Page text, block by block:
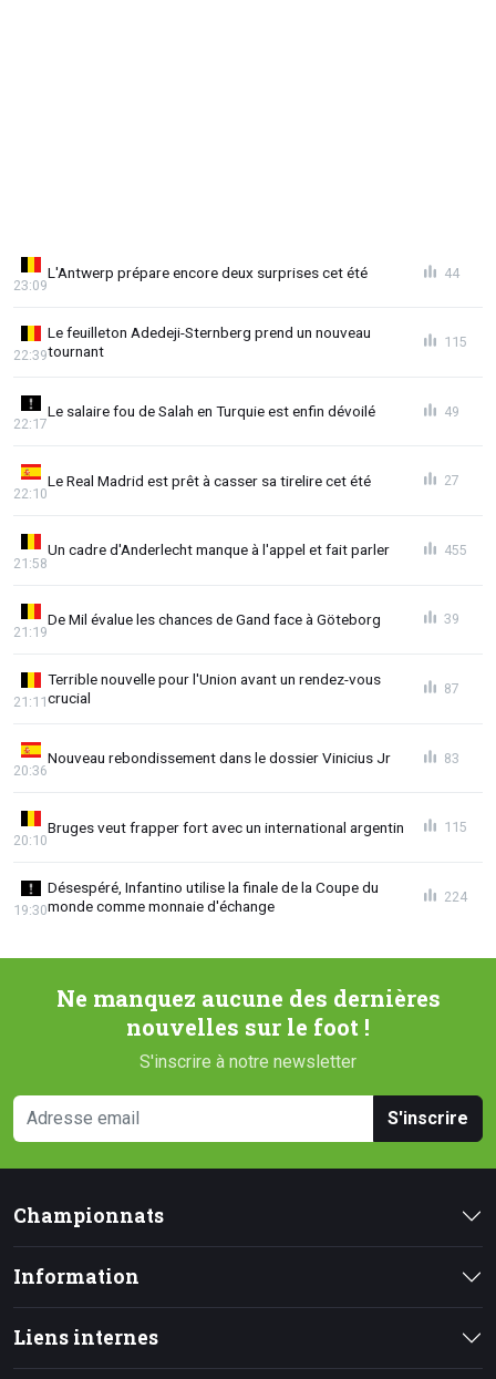
L'Antwerp prépare encore deux surprises cet été
23:09
44
Le feuilleton Adedeji-Sternberg prend un nouveau
tournant
22:39
115
Le salaire fou de Salah en Turquie est enfin dévoilé
22:17
49
Le Real Madrid est prêt à casser sa tirelire cet été
22:10
27
Un cadre d'Anderlecht manque à l'appel et fait parler
21:58
455
De Mil évalue les chances de Gand face à Göteborg
21:19
39
Terrible nouvelle pour l'Union avant un rendez-vous
crucial
21:11
87
Nouveau rebondissement dans le dossier Vinicius Jr
20:36
83
Bruges veut frapper fort avec un international argentin
20:10
115
Désespéré, Infantino utilise la finale de la Coupe du
monde comme monnaie d'échange
19:30
224
Ne manquez aucune des dernières
nouvelles sur le foot !
S'inscrire à notre newsletter
S'inscrire
Championnats
Information
Liens internes